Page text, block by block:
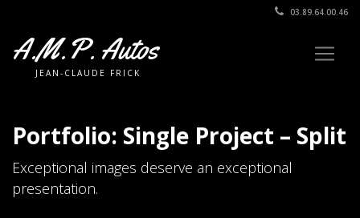
03.89.64.00.46
A.M.P. Autos
JEAN-CLAUDE FRICK
Portfolio: Single Project – Split
Exceptional images deserve an exceptional
presentation.